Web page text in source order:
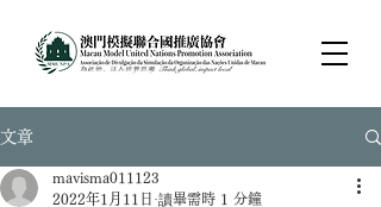
文章
mavisma011123
2022年1月11日 讀畢需時 1 分鐘